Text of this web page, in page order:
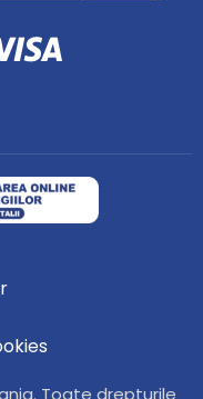
Toate drepturile